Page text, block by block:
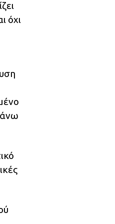
όχι